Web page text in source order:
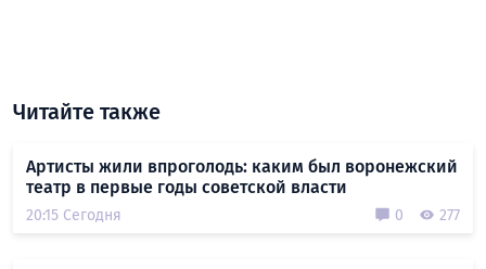
Читайте также
Артисты жили впроголодь: каким был воронежский
театр в первые годы советской власти
20:15 Сегодня 0 277